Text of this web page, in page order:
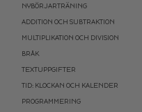
NYBÖRJARTRÄNING
ADDITION OCH SUBTRAKTION
MULTIPLIKATION OCH DIVISION
BRÅK
TEXTUPPGIFTER
TID: KLOCKAN OCH KALENDER
PROGRAMMERING